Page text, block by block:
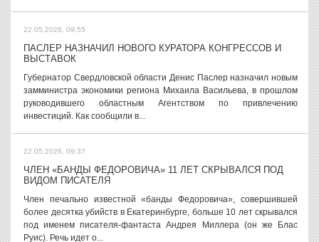
22.05.2026, 09:55
ПАСЛЕР НАЗНАЧИЛ НОВОГО КУРАТОРА КОНГРЕССОВ И
ВЫСТАВОК
Губернатор Свердловской области Денис Паслер назначил новым
замминистра экономики региона Михаила Васильева, в прошлом
руководившего областным Агентством по привлечению
инвестиций. Как сообщили в...
22.05.2026, 09:37
ЧЛЕН «БАНДЫ ФЕДОРОВИЧА» 11 ЛЕТ СКРЫВАЛСЯ ПОД
ВИДОМ ПИСАТЕЛЯ
Член печально известной «банды Федоровича», совершившей
более десятка убийств в Екатеринбурге, больше 10 лет скрывался
под именем писателя-фантаста Андрея Миллера (он же Блас
Руис). Речь идет о...